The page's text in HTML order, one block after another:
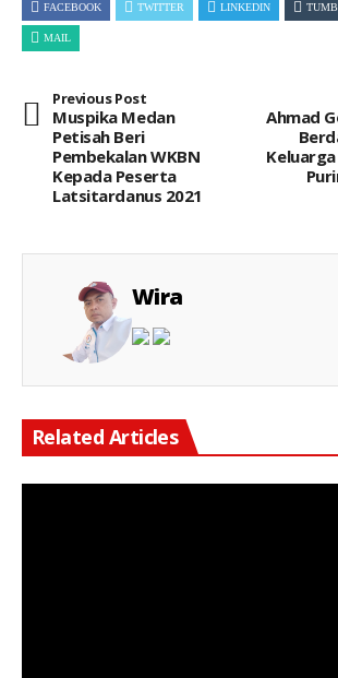
FACEBOOK TWITTER LINKEDIN
MAIL
Previous Post
Muspika Medan
Petisah Beri
Pembekalan WKBN
Kepada Peserta
Latsitardanus 2021
Ahmad
Wira
Related Articles
Keterangan Gambar: Perwakilan Asosiasi Ritel Vape Indonesia (ARVINDO) usai melaporkan dugaan promosi produk vape yang melibatkan anak di bawah umur ke Polda Metro Jaya, Jakarta, Kamis